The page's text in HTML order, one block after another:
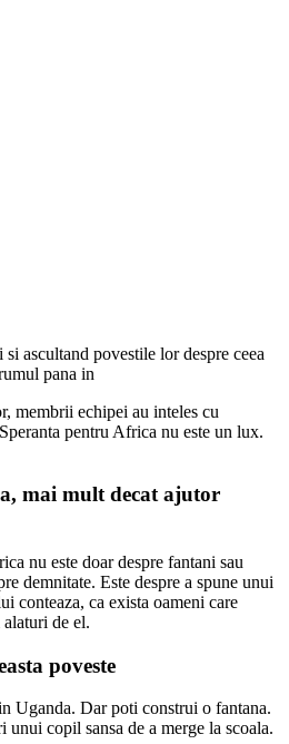
ascultand povestile lor despre ceea
pana in
membrii echipei au inteles cu
pentru Africa nu este un lux.
mai mult decat ajutor
nu este doar despre fantani sau
demnitate. Este despre a spune unui
conteaza, ca exista oameni care
de el.
poveste
Uganda. Dar poti construi o fantana.
copil sansa de a merge la scoala.